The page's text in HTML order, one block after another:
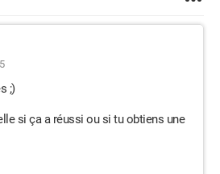
;)
si ça a réussi ou si tu obtiens une